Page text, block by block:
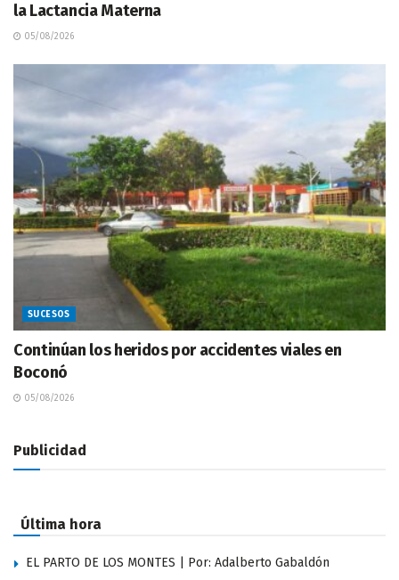
la Lactancia Materna
05/08/2026
SUCESOS
Continúan los heridos por accidentes viales en
Boconó
05/08/2026
Publicidad
Última hora
EL PARTO DE LOS MONTES | Por: Adalberto Gabaldón